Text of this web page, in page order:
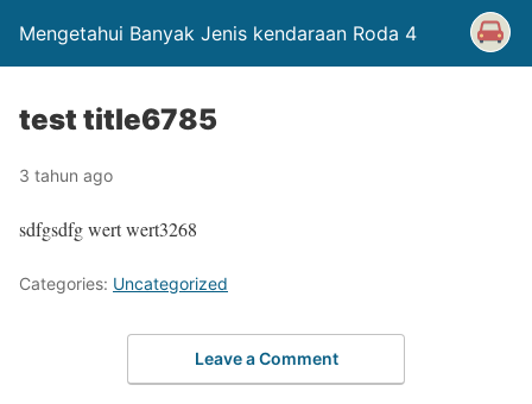
Mengetahui Banyak Jenis kendaraan Roda 4
test title6785
3 tahun ago
sdfgsdfg wert wert3268
Categories: Uncategorized
Leave a Comment